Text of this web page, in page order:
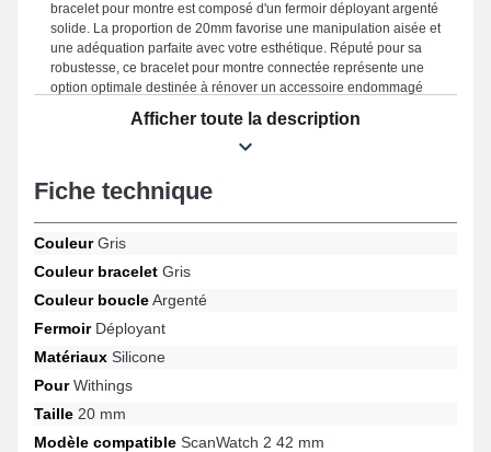
bracelet pour montre est composé d'un fermoir déployant argenté
solide. La proportion de 20mm favorise une manipulation aisée et
une adéquation parfaite avec votre esthétique. Réputé pour sa
robustesse, ce bracelet pour montre connectée représente une
option optimale destinée à rénover un accessoire endommagé
votre montre. Accentuant la silhouette contemporaine de votre
horlogère, ce style de bracelet de montre convient parfaitement
répondre aux besoins sur les modèles ScanWatch 2 42 mm,
ScanWatch Nova 42 mm, Steel HR Sport, Steel HR 40 mm,
ScanWatch Horizon, ScanWatch 42 mm entre autres de la
marque Withings, cet accessoire propose un fermoir déployant
solide et une adaptabilité universelle. À l'aide de sa flexibilité, ce
modèles de la marque.
Afficher toute la description
Fiche technique
CouleurGris
Couleur bracelet Gris
Couleur boucleArgenté
FermoirDéployant
Matériaux Silicone
PourWithings
Taille 20 mm
Modèle compatible ScanWatch 2 42 mm